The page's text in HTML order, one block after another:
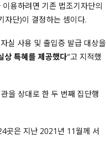
용하려면 기존 법조기자단의
자단)이 결정하는 셈이다.
실 사용 및 출입증 발급 대상을
상 특혜를 제공했다“고 지적했
을 상대로 한 두 번째 집단행
곳은 지난 2021년 11월께 서